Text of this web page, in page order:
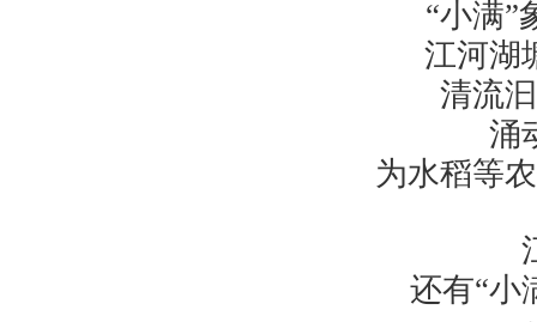
“小满”
江河湖
清流
涌
为水稻等
还有“小